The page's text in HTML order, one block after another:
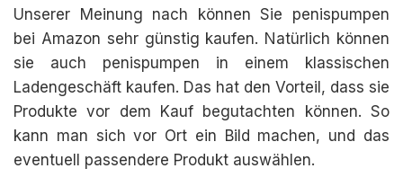
Unserer Meinung nach können Sie penispumpen
bei Amazon sehr günstig kaufen. Natürlich können
sie auch penispumpen in einem klassischen
Ladengeschäft kaufen. Das hat den Vorteil, dass sie
Produkte vor dem Kauf begutachten können. So
kann man sich vor Ort ein Bild machen, und das
eventuell passendere Produkt auswählen.